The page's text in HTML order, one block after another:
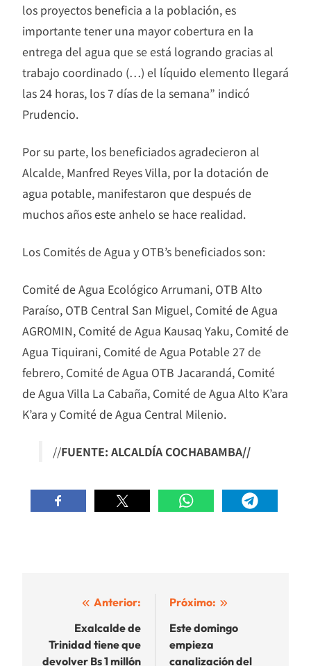
los proyectos beneficia a la población, es
importante tener una mayor cobertura en la
entrega del agua que se está logrando gracias al
trabajo coordinado (…) el líquido elemento llegará
las 24 horas, los 7 días de la semana” indicó
Prudencio.
Por su parte, los beneficiados agradecieron al
Alcalde, Manfred Reyes Villa, por la dotación de
agua potable, manifestaron que después de
muchos años este anhelo se hace realidad.
Los Comités de Agua y OTB’s beneficiados son:
Comité de Agua Ecológico Arrumani, OTB Alto
Paraíso, OTB Central San Miguel, Comité de Agua
AGROMIN, Comité de Agua Kausaq Yaku, Comité de
Agua Tiquirani, Comité de Agua Potable 27 de
febrero, Comité de Agua OTB Jacarandá, Comité
de Agua Villa La Cabaña, Comité de Agua Alto K’ara
K’ara y Comité de Agua Central Milenio.
//FUENTE: ALCALDÍA COCHABAMBA//
Navegación
entradas
Anterior:
Exalcalde de
Trinidad tiene que
devolver Bs 1 millón
Próximo:
Este domingo
empieza
canalización del